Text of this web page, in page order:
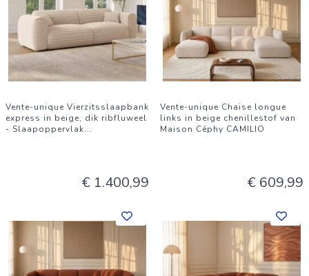
Vente-unique Vierzitsslaapbank
express in beige, dik ribfluweel
- Slaapoppervlak...
€ 1.400,99
Vente-unique Chaise longue
links in beige chenillestof van
Maison Céphy CAMILIO
€ 609,99